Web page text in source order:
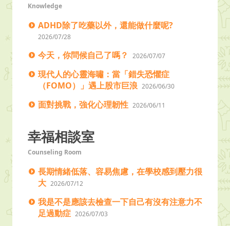
Knowledge
ADHD除了吃藥以外，還能做什麼呢?
2026/07/28
今天，你問候自己了嗎？ 2026/07/07
現代人的心靈海嘯：當「錯失恐懼症
（FOMO）」遇上股市巨浪 2026/06/30
面對挑戰，強化心理韌性 2026/06/11
幸福相談室
Counseling Room
長期情緒低落、容易焦慮，在學校感到壓力很
大 2026/07/12
我是不是應該去檢查一下自己有沒有注意力不
足過動症 2026/07/03